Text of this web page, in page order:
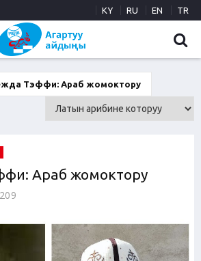
KY RU EN TR
Тэффи: Араб жомоктору
Араб жомоктору
209